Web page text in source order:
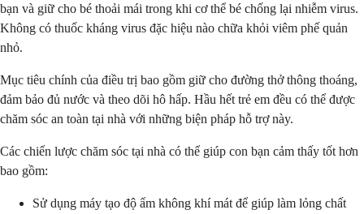
bạn và giữ cho bé thoải mái trong khi cơ thể bé chống lại nhiễm virus.
Không có thuốc kháng virus đặc hiệu nào chữa khỏi viêm phế quản
nhỏ.
Mục tiêu chính của điều trị bao gồm giữ cho đường thở thông thoáng,
đảm bảo đủ nước và theo dõi hô hấp. Hầu hết trẻ em đều có thể được
chăm sóc an toàn tại nhà với những biện pháp hỗ trợ này.
Các chiến lược chăm sóc tại nhà có thể giúp con bạn cảm thấy tốt hơn
bao gồm:
Sử dụng máy tạo độ ẩm không khí mát để giúp làm lỏng chất